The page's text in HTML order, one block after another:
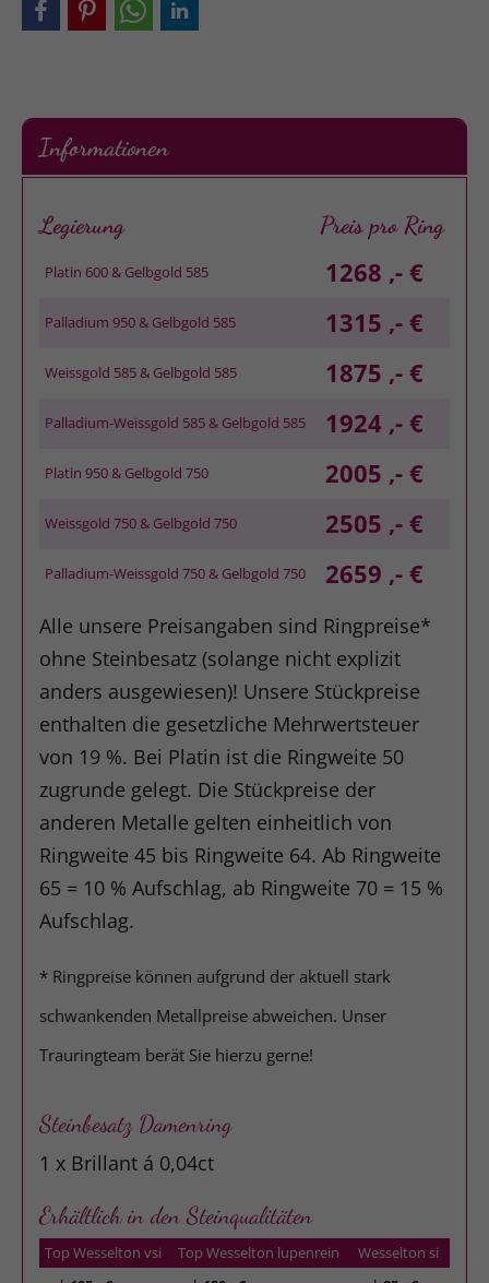
Informationen
Legierung Preis pro Ring
Platin 600 & Gelbgold 585 1268 ,- €
Palladium 950 & Gelbgold 585 1315 ,- €
Weissgold 585 & Gelbgold 585 1875 ,- €
Palladium-Weissgold 585 & Gelbgold 585 1924 ,- €
Platin 950 & Gelbgold 750 2005 ,- €
Weissgold 750 & Gelbgold 750 2505 ,- €
Palladium-Weissgold 750 & Gelbgold 750 2659 ,- €
Alle unsere Preisangaben sind Ringpreise*
ohne Steinbesatz (solange nicht explizit
anders ausgewiesen)! Unsere Stückpreise
enthalten die gesetzliche Mehrwertsteuer
von 19 %. Bei Platin ist die Ringweite 50
zugrunde gelegt. Die Stückpreise der
anderen Metalle gelten einheitlich von
Ringweite 45 bis Ringweite 64. Ab Ringweite
65 = 10 % Aufschlag, ab Ringweite 70 = 15 %
Aufschlag.
* Ringpreise können aufgrund der aktuell stark
schwankenden Metallpreise abweichen. Unser
Trauringteam berät Sie hierzu gerne!
Steinbesatz Damenring
1 x Brillant á 0,04ct
Erhältlich in den Steinqualitäten
Top Wesselton vsi Top Wesselton lupenrein
Wesselton si